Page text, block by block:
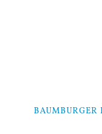
BAUMBURGER